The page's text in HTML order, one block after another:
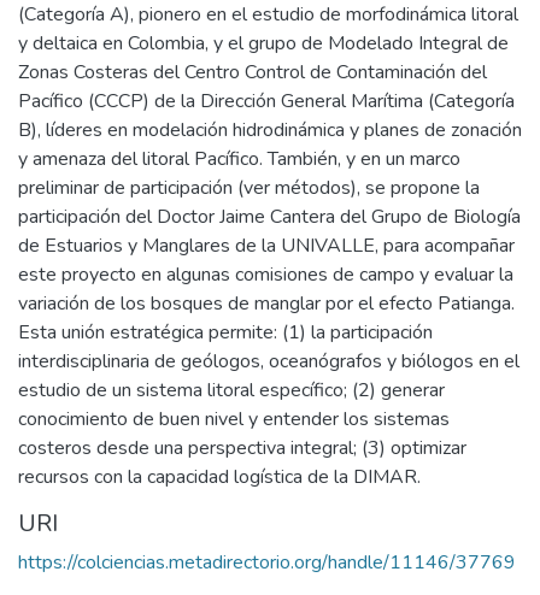
(Categoría A), pionero en el estudio de morfodinámica litoral
y deltaica en Colombia, y el grupo de Modelado Integral de
Zonas Costeras del Centro Control de Contaminación del
Pacífico (CCCP) de la Dirección General Marítima (Categoría
B), líderes en modelación hidrodinámica y planes de zonación
y amenaza del litoral Pacífico. También, y en un marco
preliminar de participación (ver métodos), se propone la
participación del Doctor Jaime Cantera del Grupo de Biología
de Estuarios y Manglares de la UNIVALLE, para acompañar
este proyecto en algunas comisiones de campo y evaluar la
variación de los bosques de manglar por el efecto Patianga.
Esta unión estratégica permite: (1) la participación
interdisciplinaria de geólogos, oceanógrafos y biólogos en el
estudio de un sistema litoral específico; (2) generar
conocimiento de buen nivel y entender los sistemas
costeros desde una perspectiva integral; (3) optimizar
recursos con la capacidad logística de la DIMAR.
URI
https://colciencias.metadirectorio.org/handle/11146/37769